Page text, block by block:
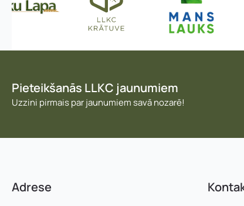
Pieteikšanās LLKC jaunumiem
Uzzini pirmais par jaunumiem savā nozarē!
Adrese